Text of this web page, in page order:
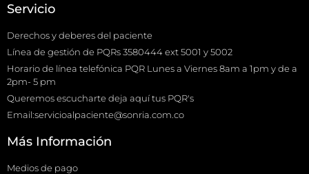
Servicio
Derechos y deberes del paciente
Línea de gestión de PQRs 3580444 ext 5001 y 5002
Horario de línea telefónica PQR Lunes a Viernes 8am a 1pm y de a
2pm- 5 pm
Queremos escucharte deja aquí tus PQR's
Email:servicioalpaciente@sonria.com.co
Más Información
Medios de pago